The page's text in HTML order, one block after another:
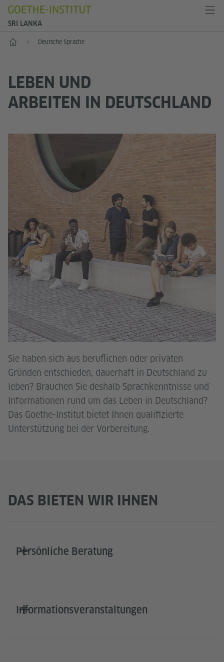
SRI LANKA
Start Deutsche Sprache
LEBEN UND
ARBEITEN IN DEUTSCHLAND
Sie haben sich aus beruflichen oder privaten
Gründen entschieden, dauerhaft in Deutschland zu
leben? Brauchen Sie deshalb Sprachkenntnisse und
Informationen rund um das Leben in Deutschland?
Das Goethe-Institut bietet Ihnen qualifizierte
Unterstützung bei der Vorbereitung.
© Goethe-Institut / Louisa Marie Summer
DAS BIETEN WIR IHNEN
Persönliche Beratung
Informationsveranstaltungen